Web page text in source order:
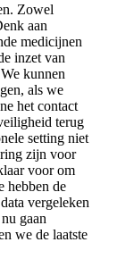
Zowel
aan
medicijnen
inzet van
kunnen
als we
het contact
terug
setting niet
zijn voor
voor om
hebben de
vergeleken
gaan
we de laatste